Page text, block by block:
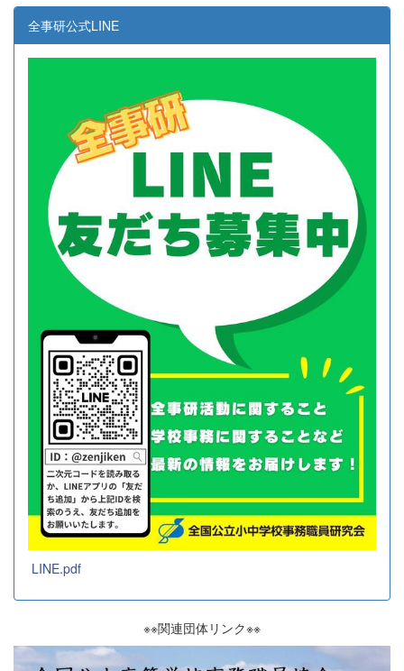
全事研公式LINE
LINE.pdf
※※関連団体リンク※※